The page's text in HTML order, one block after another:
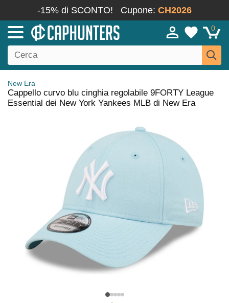
-15% di SCONTO! Cupone: CH2026
0
New Era
Cappello curvo blu cinghia regolabile 9FORTY League
Essential dei New York Yankees MLB di New Era